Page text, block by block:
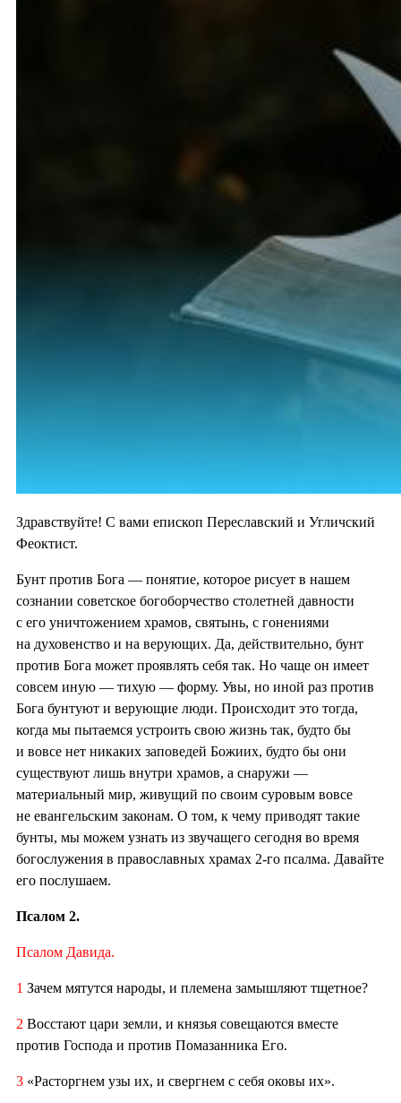
Здравствуйте! С вами епископ Переславский и Угличский
Феоктист.
Бунт против Бога — понятие, которое рисует в нашем
сознании советское богоборчество столетней давности
с его уничтожением храмов, святынь, с гонениями
на духовенство и на верующих. Да, действительно, бунт
против Бога может проявлять себя так. Но чаще он имеет
совсем иную — тихую — форму. Увы, но иной раз против
Бога бунтуют и верующие люди. Происходит это тогда,
когда мы пытаемся устроить свою жизнь так, будто бы
и вовсе нет никаких заповедей Божиих, будто бы они
существуют лишь внутри храмов, а снаружи —
материальный мир, живущий по своим суровым вовсе
не евангельским законам. О том, к чему приводят такие
бунты, мы можем узнать из звучащего сегодня во время
богослужения в православных храмах 2-го псалма. Давайте
его послушаем.
Псалом 2.
Псалом Давида.
1 Зачем мятутся народы, и племена замышляют тщетное?
2 Восстают цари земли, и князья совещаются вместе
против Господа и против Помазанника Его.
3 «Расторгнем узы их, и свергнем с себя оковы их».